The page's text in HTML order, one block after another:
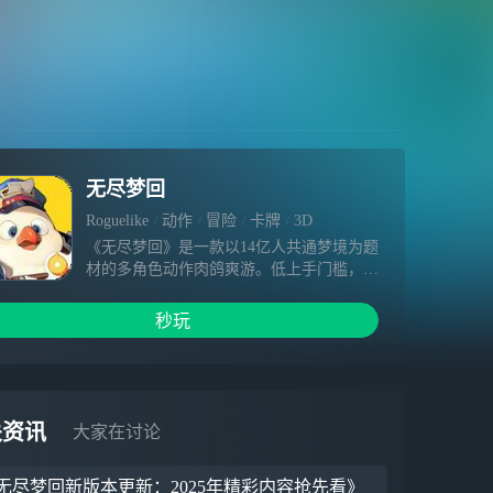
无尽梦回
Roguelike 动作 冒险 卡牌
3D
《无尽梦回》是一款以14亿人共通梦境为题
材的多角色动作肉鸽爽游。低上手门槛，华
者」，进入无秩序的梦乡大陆与梦灵签订契
约，开启奇异冒险！游戏致力于打造纯正动
实时PVP、限时生存、无限爬塔等多种肉鸽
玩法挑战，拒绝重复体验！击碎！入梦是个
尽可能多地挑战梦境房间！单局15+关卡房
秒玩
讯 大家在讨论
尽梦回新版本更新：2025年精彩内容抢先看》